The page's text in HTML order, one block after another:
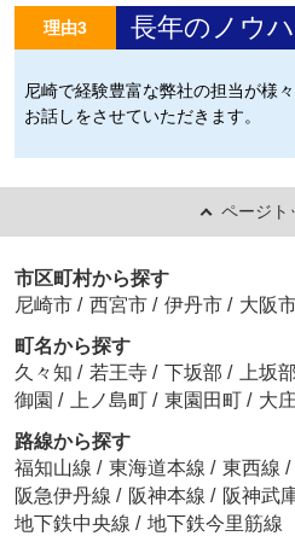
理由3 長年のノウ
尼崎で経験豊富な弊社の担当が様
お話しをさせていただきます。
ページト
市区町村から探す
尼崎市 / 西宮市 / 伊丹市 / 大阪
町名から探す
久々知 / 若王寺 / 下坂部 / 上坂部
御園 / 上ノ島町 / 東園田町 / 大
路線から探す
福知山線 / 東海道本線 / 東西線 /
阪急伊丹線 / 阪神本線 / 阪神武
地下鉄中央線 / 地下鉄今里筋線